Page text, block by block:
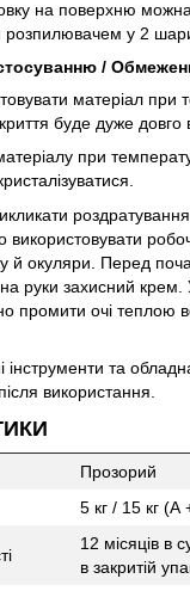
на поверхню
розпилювачем у 2
/
матеріал при
буде дуже довго
при
використовувати
й окуляри. Перед
руки захисний крем.
промити очі теплою
інструменти та
використання.
Прозорий
5 кг / 15 кг (А
12 місяців в
в закритій